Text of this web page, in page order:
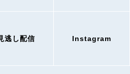
逃し配信 Instagram